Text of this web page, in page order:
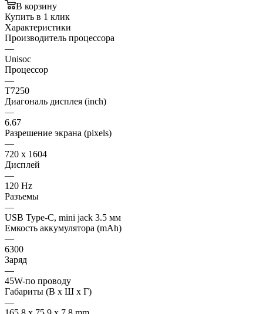
В корзину
Купить в 1 клик
Характеристики
Производитель процессора
—
Unisoc
Процессор
—
T7250
Диагональ дисплея (inch)
—
6.67
Разрешение экрана (pixels)
—
720 x 1604
Дисплей
—
120 Hz
Разъемы
—
USB Type-C, mini jack 3.5 мм
Емкость аккумулятора (mAh)
—
6300
Заряд
—
45W-по проводу
Габариты (В х Ш х Г)
—